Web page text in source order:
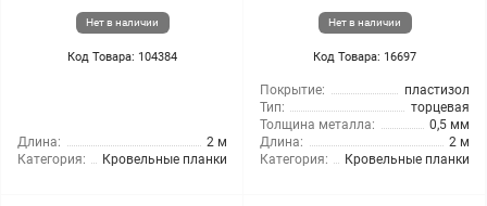
Нет в наличии
Код Товара: 104384
Длина:
2 м
Категория:
Кровельные планки
Нет в наличии
Код Товара: 16697
Покрытие:
пластизол
Тип:
торцевая
Толщина металла:
0,5 мм
Длина:
2 м
Категория:
Кровельные планки